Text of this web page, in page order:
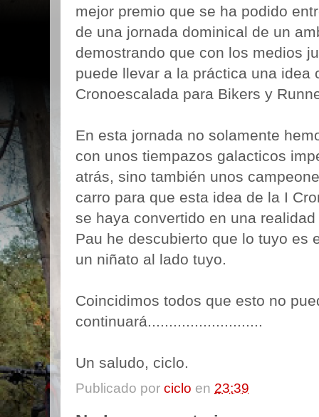
mejor premio que se ha podido
de una jornada dominical de un
demostrando que con los medios
puede llevar a la práctica una idea
Cronoescalada para Bikers y
En esta jornada no solamente
con unos tiempazos galacticos
atrás, sino también unos
carro para que esta idea de la I
se haya convertido en una
Pau he descubierto que lo tuyo es
un niñato al lado tuyo.
Coincidimos todos que esto no
continuará...........................
Un saludo, ciclo.
Publicado por ciclo en 23:39